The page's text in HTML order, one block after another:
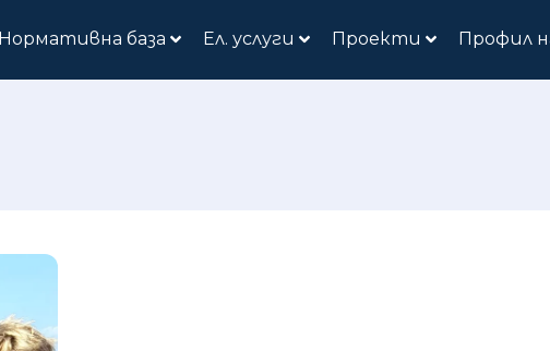
Нормативна база Ел. услуги Проекти Профил